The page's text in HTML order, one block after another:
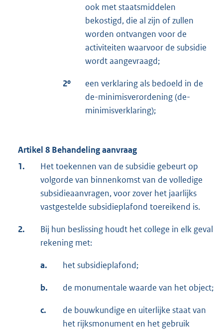
ook met staatsmiddelen
bekostigd, die al zijn of zullen
worden ontvangen voor de
activiteiten waarvoor de subsidie
wordt aangevraagd;
2º
een verklaring als bedoeld in de
de-minimisverordening (de-
minimisverklaring);
Artikel 8 Behandeling aanvraag
1.
Het toekennen van de subsidie gebeurt op
volgorde van binnenkomst van de volledige
subsidieaanvragen, voor zover het jaarlijks
vastgestelde subsidieplafond toereikend is.
2.
Bij hun beslissing houdt het college in elk geval
rekening met:
a. het subsidieplafond;
b. de monumentale waarde van het object;
c.
de bouwkundige en uiterlijke staat van
het rijksmonument en het gebruik